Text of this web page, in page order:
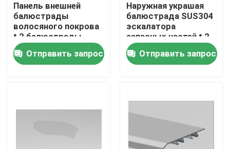
Дом
Товары
Тур по фабрике
Панель внешней
балюстрады
волосяного покрова
t 2 балюстрады
эскалатора
плакирования
внутренняя
Отправить запрос
Наружная украшая
балюстрада SUS304
эскалатора
запасных частей t 2
эскалатора
стеклянная
Отправить запрос